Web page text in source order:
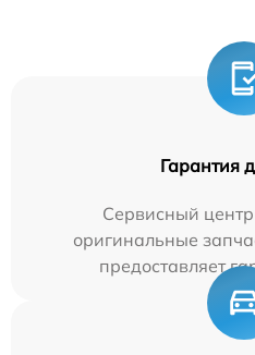
Гарантия
Сервисный
оригинальные
предоставляет